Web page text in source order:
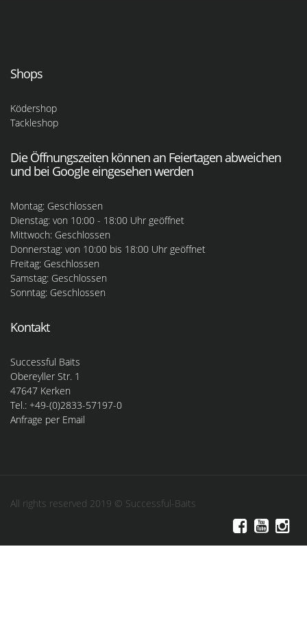
Shops
Ködershop
Tackleshop
Die Öffnungszeiten können an Feiertagen abweichen
und bei Google eingesehen werden
Montag: Geschlossen
Dienstag: von 10:00 - 18:00 Uhr geöffnet
Mittwoch: Geschlossen
Donnerstag: von 10:00 bis 18:00 Uhr geöffnet
Freitag: Geschlossen
Samstag: Geschlossen
Sonntag: Geschlossen
Kontakt
Successful Baits
Obereyller Str. 1
47647 Kerken
Tel.: +49-(0)2833-57197-0
Anfrage per Email
All rights reserved 2019 © Successful-Baits